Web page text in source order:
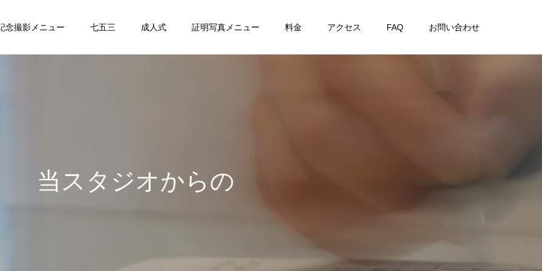
念撮影メニュー 七五三 成人式 証明写真メニュー 料金 アクセス FAQ お問い合わせ
当 タ ジ オ か ら
お知ら